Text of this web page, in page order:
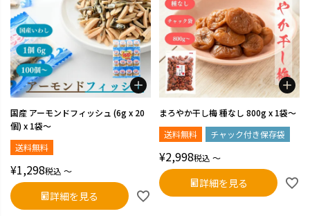
国産 アーモンドフィッシュ (6g x 20
個) x 1袋～
送料無料
¥1,298税込 〜
詳細を見る
まろやか干し梅 種なし 800g x 1袋～
送料無料
チャック付き保存袋
¥2,998税込 〜
詳細を見る